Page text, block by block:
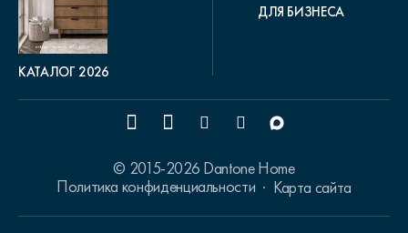
КАТАЛОГ 2026
ДЛЯ БИЗНЕСА
© 2015-2026 Dantone Home
Политика конфиденциальности
Карта сайта